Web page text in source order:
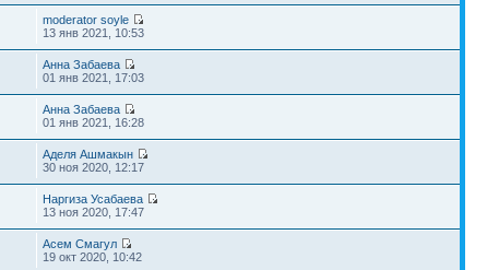
moderator soyle
13 янв 2021, 10:53
Анна Забаева
01 янв 2021, 17:03
Анна Забаева
01 янв 2021, 16:28
Аделя Ашмакын
30 ноя 2020, 12:17
Наргиза Усабаева
13 ноя 2020, 17:47
Асем Смагул
19 окт 2020, 10:42